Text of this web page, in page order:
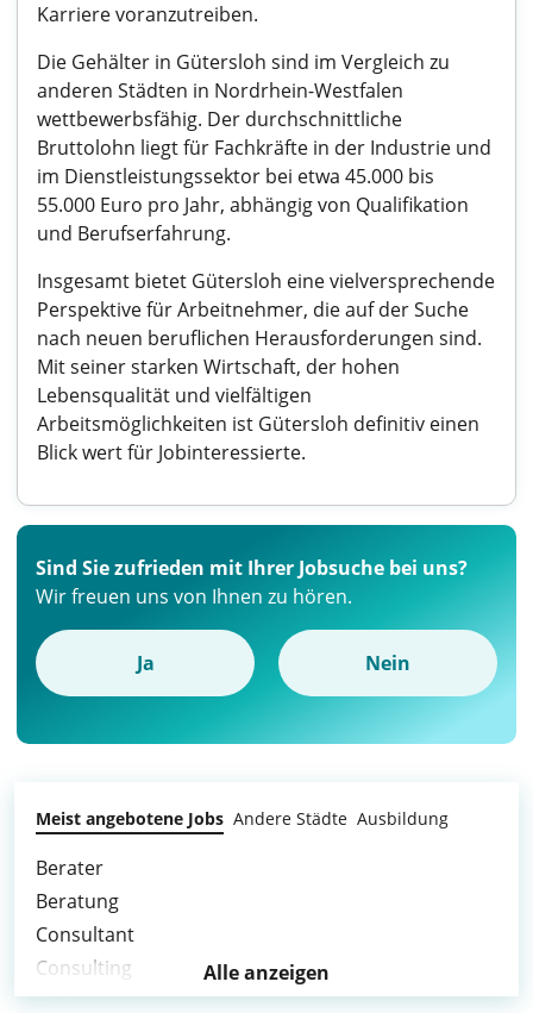
Karriere voranzutreiben.
Die Gehälter in Gütersloh sind im Vergleich zu
anderen Städten in Nordrhein-Westfalen
wettbewerbsfähig. Der durchschnittliche
Bruttolohn liegt für Fachkräfte in der Industrie und
im Dienstleistungssektor bei etwa 45.000 bis
55.000 Euro pro Jahr, abhängig von Qualifikation
und Berufserfahrung.
Insgesamt bietet Gütersloh eine vielversprechende
Perspektive für Arbeitnehmer, die auf der Suche
nach neuen beruflichen Herausforderungen sind.
Mit seiner starken Wirtschaft, der hohen
Lebensqualität und vielfältigen
Arbeitsmöglichkeiten ist Gütersloh definitiv einen
Blick wert für Jobinteressierte.
Sind Sie zufrieden mit Ihrer Jobsuche bei uns?
Wir freuen uns von Ihnen zu hören.
Ja Nein
Meist angebotene Jobs Andere Städte Ausbildung
Berater
Beratung
Consultant
Consulting
Elektro
Alle anzeigen